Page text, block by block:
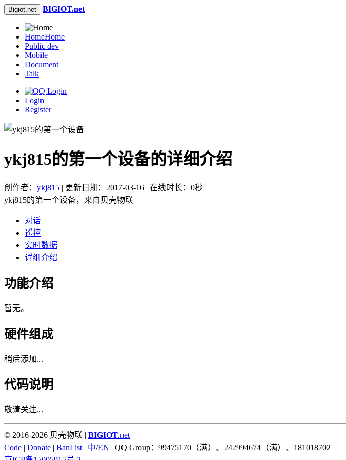
Bigiot.net BIGIOT.net
HomeHome
Public dev
Mobile
Document
Talk
Login
Register
ykj815的第一个设备的详细介绍
创作者： ykj815 | 更新日期：2017-03-16 | 在线时长：0秒
ykj815的第一个设备，来自贝壳物联
对话
遥控
实时数据
详细介绍
功能介绍
暂无。
硬件组成
稍后添加...
代码说明
敬请关注...
© 2016-2026 贝壳物联 | BIGIOT.net
Code | Donate | BanList | 中/EN | QQ Group：99475170（满）、242994674（满）、181018702